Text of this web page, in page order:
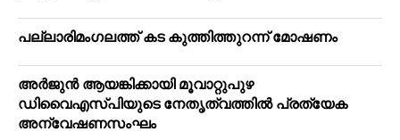
പ​ല്ലാ​രി​മം​ഗ​ല​ത്ത് ക​ട കു​ത്തി​ത്തുറ​ന്ന് മോ​ഷ​ണം
അര്‍ജുന്‍ ആയങ്കിക്കായി മൂവാറ്റുപുഴ
ഡിവൈഎസ്പിയുടെ നേതൃത്വത്തില്‍ പ്രത്യേക
അന്വേഷണസംഘം